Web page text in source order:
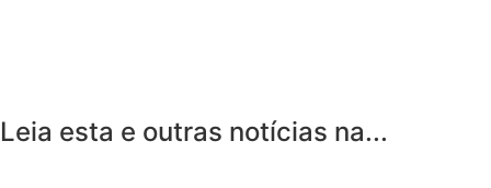
Leia esta e outras notícias na...